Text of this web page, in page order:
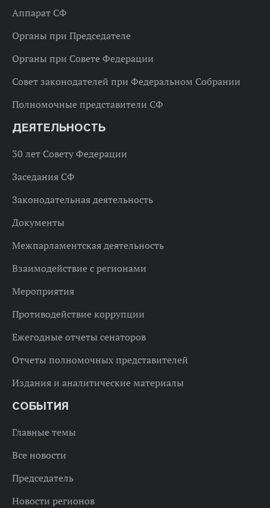
Аппарат СФ
Органы при Председателе
Органы при Совете Федерации
Совет законодателей при Федеральном Собрании
Полномочные представители СФ
ДЕЯТЕЛЬНОСТЬ
30 лет Совету Федерации
Заседания СФ
Законодательная деятельность
Документы
Межпарламентская деятельность
Взаимодействие с регионами
Мероприятия
Противодействие коррупции
Ежегодные отчеты сенаторов
Отчеты полномочных представителей
Издания и аналитические материалы
СОБЫТИЯ
Главные темы
Все новости
Председатель
Новости регионов